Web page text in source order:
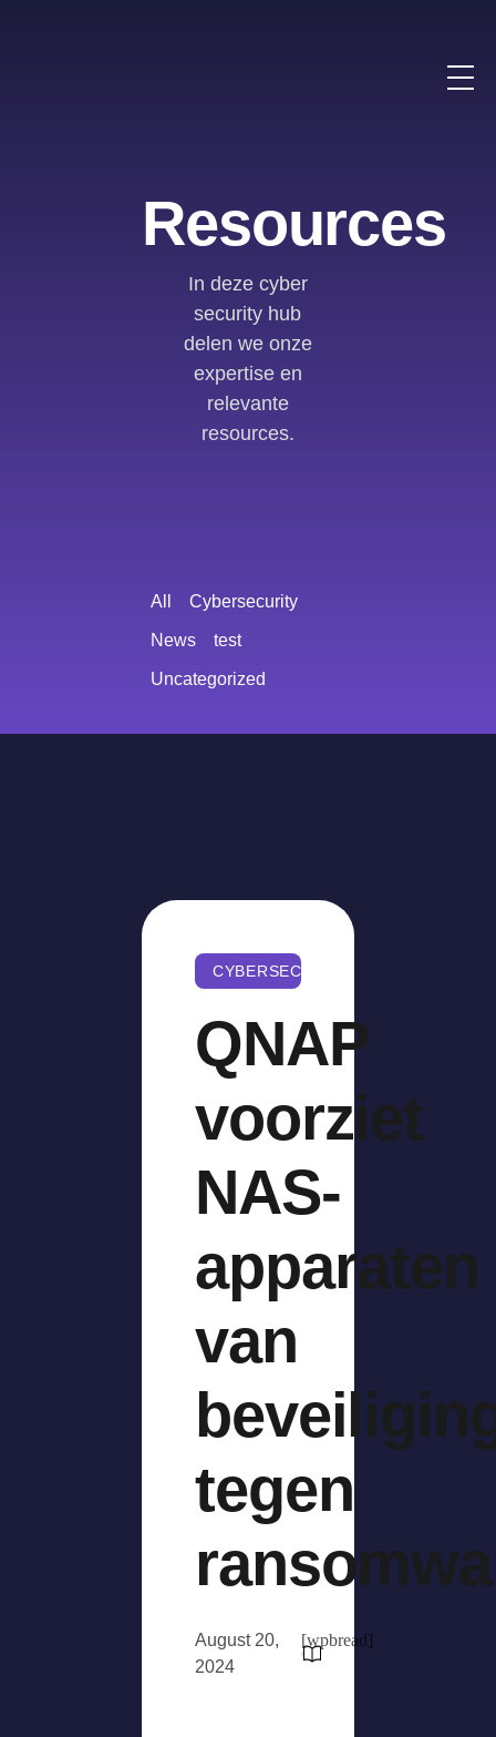
Resources
In deze cyber
security hub
delen we onze
expertise en
relevante
resources.
Cybersecurity
News test
Uncategorized
All
CYBERSECURITY
QNAP
voorziet
NAS-
apparaten
van
tegen
August 20,
2024
[wpbread]